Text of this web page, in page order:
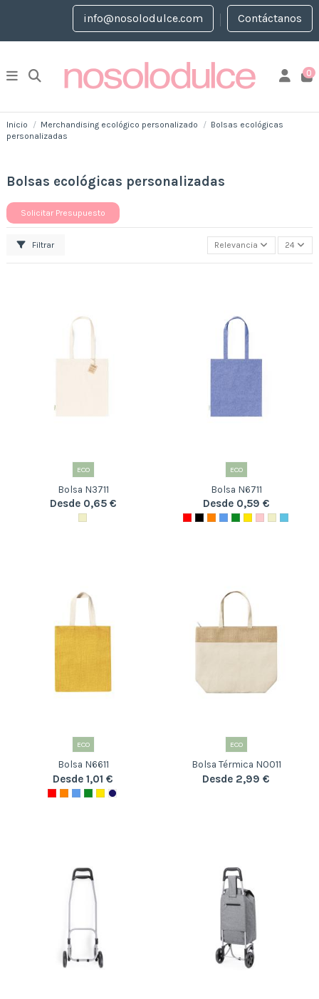
info@nosolodulce.com Contáctanos
0
Inicio Merchandising ecológico personalizado
Bolsas ecológicas
personalizadas
Bolsas ecológicas personalizadas
Solicitar Presupuesto
Filtrar Relevancia 24
ECO
Bolsa N3711
Desde 0,65 €
ECO
Bolsa N6711
Desde 0,59 €
ECO
Bolsa N6611
Desde 1,01 €
ECO
Bolsa Térmica N0011
Desde 2,99 €